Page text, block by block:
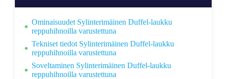
Ominaisuudet Sylinterimäinen Duffel-laukku
reppuhihnoilla varustettuna
Tekniset tiedot Sylinterimäinen Duffel-laukku
reppuhihnoilla varustettuna
Soveltaminen Sylinterimäinen Duffel-laukku
reppuhihnoilla varustettuna